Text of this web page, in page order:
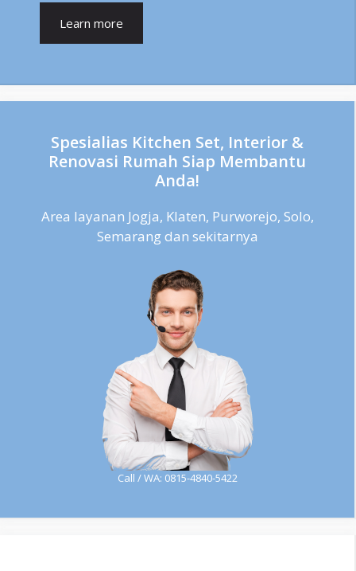
Learn more
Spesialias Kitchen Set, Interior &
Renovasi Rumah Siap Membantu
Anda!
Area layanan Jogja, Klaten, Purworejo, Solo,
Semarang dan sekitarnya
Call / WA: 0815-4840-5422